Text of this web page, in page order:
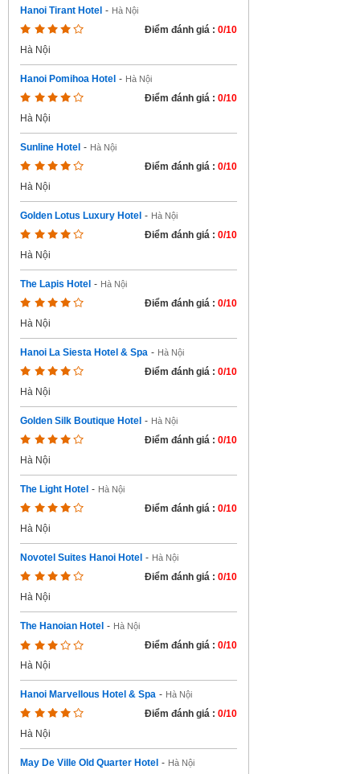
Hanoi Tirant Hotel - Hà Nội
Điểm đánh giá : 0/10
Hà Nội
Hanoi Pomihoa Hotel - Hà Nội
Điểm đánh giá : 0/10
Hà Nội
Sunline Hotel - Hà Nội
Điểm đánh giá : 0/10
Hà Nội
Golden Lotus Luxury Hotel - Hà Nội
Điểm đánh giá : 0/10
Hà Nội
The Lapis Hotel - Hà Nội
Điểm đánh giá : 0/10
Hà Nội
Hanoi La Siesta Hotel & Spa - Hà Nội
Điểm đánh giá : 0/10
Hà Nội
Golden Silk Boutique Hotel - Hà Nội
Điểm đánh giá : 0/10
Hà Nội
The Light Hotel - Hà Nội
Điểm đánh giá : 0/10
Hà Nội
Novotel Suites Hanoi Hotel - Hà Nội
Điểm đánh giá : 0/10
Hà Nội
The Hanoian Hotel - Hà Nội
Điểm đánh giá : 0/10
Hà Nội
Hanoi Marvellous Hotel & Spa - Hà Nội
Điểm đánh giá : 0/10
Hà Nội
May De Ville Old Quarter Hotel - Hà Nội